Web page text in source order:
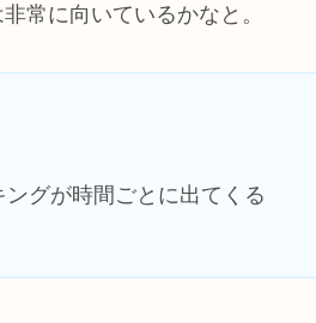
常に向いているかなと。
が時間ごとに出てくる